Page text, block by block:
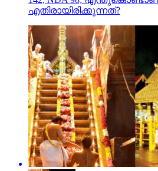
എതിരായിരിക്കുന്നത്?